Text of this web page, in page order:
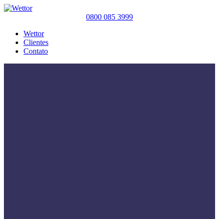
0800 085 3999
Wettor
Clientes
Contato